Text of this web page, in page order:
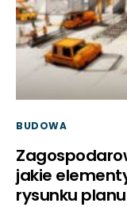
BUDOWA
jakie
rysunku